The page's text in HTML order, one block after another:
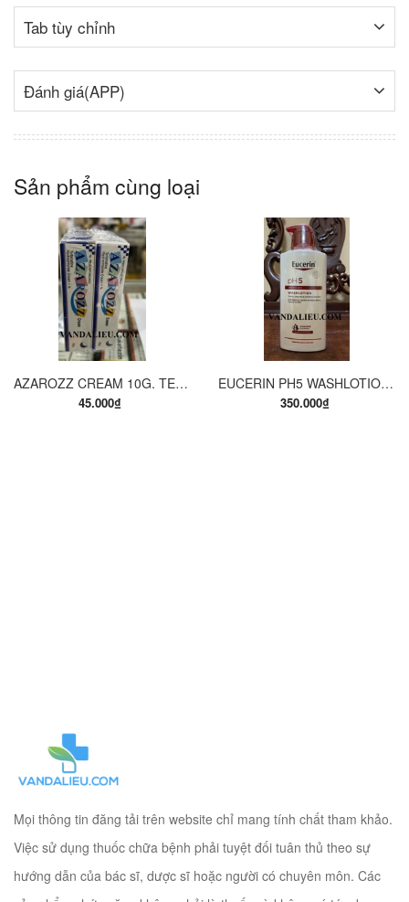
Tab tùy chỉnh
Đánh giá(APP)
Sản phẩm cùng loại
AZAROZZ CREAM 10G. TERBINAFINE 1%. THUỐC TRỊ NẤM DA CHÂN, NẤM DA ĐÙI, NẤM DA THÂN, LANG BEN...
45.000₫
EUCERIN PH5 WASHLOTION 400ML. SỮA TẮM DẠNG GEL CHO DA NHẠY CẢM.
350.000₫
Mọi thông tin đăng tải trên website chỉ mang tính chất tham khảo.
Việc sử dụng thuốc chữa bệnh phải tuyệt đối tuân thủ theo sự
hướng dẫn của bác sĩ, dược sĩ hoặc người có chuyên môn. Các